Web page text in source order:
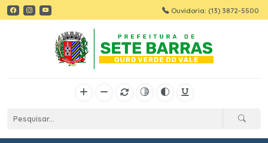
Ouvidoria: (13) 3872-5500